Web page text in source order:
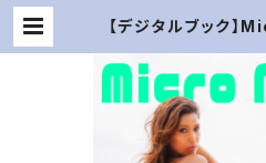
【デジタルブック
| ERIKA